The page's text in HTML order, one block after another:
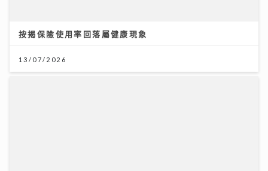
按揭保險使用率回落屬健康現象
13/07/2026